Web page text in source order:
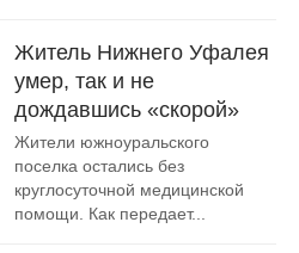
Житель Нижнего Уфалея
умер, так и не
дождавшись «скорой»
Жители южноуральского
поселка остались без
круглосуточной медицинской
помощи. Как передает...